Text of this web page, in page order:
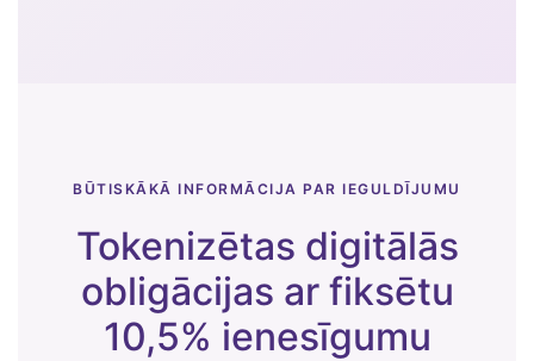
BŪTISKĀKĀ INFORMĀCIJA PAR IEGULDĪJUMU
Tokenizētas digitālās
obligācijas ar fiksētu
10,5% ienesīgumu